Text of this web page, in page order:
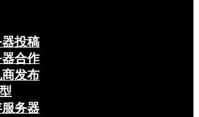
投稿
合作
发布
务器